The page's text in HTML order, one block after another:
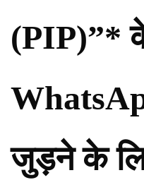
(PIP)”*
जुड़ने के